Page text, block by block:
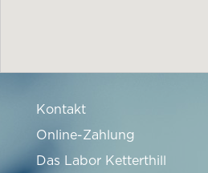
Kontakt
Online-Zahlung
Das Labor Ketterthill